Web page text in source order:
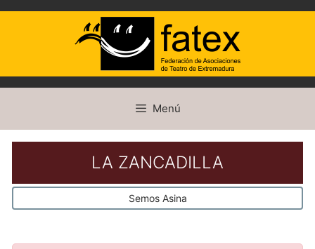
contenido
Menú
LA ZANCADILLA
Semos Asina